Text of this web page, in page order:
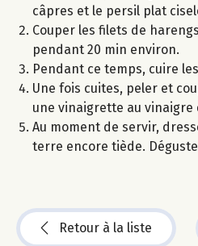
câpres et le persil plat
Couper les filets de
pendant 20 min environ.
Pendant ce temps, cuire
Une fois cuites, peler et
une vinaigrette au
Au moment de servir,
terre encore tiède.
Retour à la liste